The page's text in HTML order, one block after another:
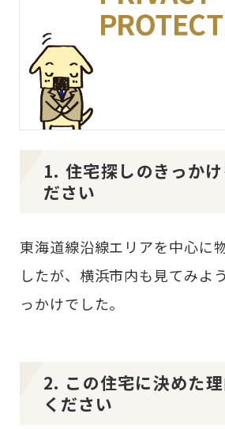
1. 住宅探しのきっか
ださい
東海道線沿線エリアを中心に
したが、横浜市内も見てみよ
っかけでした。
2. この住宅に決めた
ください